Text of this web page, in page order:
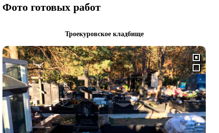
Фото готовых работ
Троекуровское кладбище